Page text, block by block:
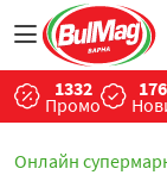
1332
Промо
176
Онлайн